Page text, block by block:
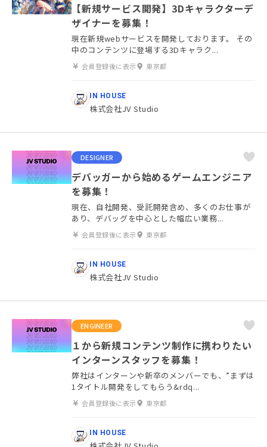
【新規サービス開発】3Dキャラクターデ
ザイナーを募集！
現在新規webサービスを開発しております。 その
中のコンテンツに登場する3Dキャラク...
会員登録後に表示 東京都
IN HOUSE
株式会社JV Studio
DESIGNER
デバッガーから始めるゲームエンジニア
を募集！
現在、自社開発、受託開発含め、多くのお仕事が
あり、デバッグを中心とした幅広い業務...
会員登録後に表示 東京都
IN HOUSE
株式会社JV Studio
ENGINEER
１から新規コンテンツ制作に携わりたい
インターンスタッフを募集！
弊社はインターンや新卒のメンバーでも、”まずは
1タイトル開発をしてもらう&rdq...
会員登録後に表示 東京都
IN HOUSE